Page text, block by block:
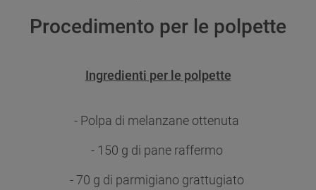
Procedimento per le polpette
Ingredienti per le polpette
- Polpa di melanzane ottenuta
- 150 g di pane raffermo
- 70 g di parmigiano grattugiato